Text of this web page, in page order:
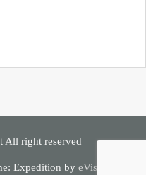
All right reserved
Expedition by eVisionThemes